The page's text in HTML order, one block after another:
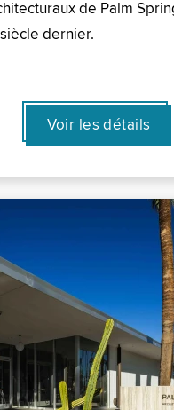
de Palm
dernier.
Voir les détails